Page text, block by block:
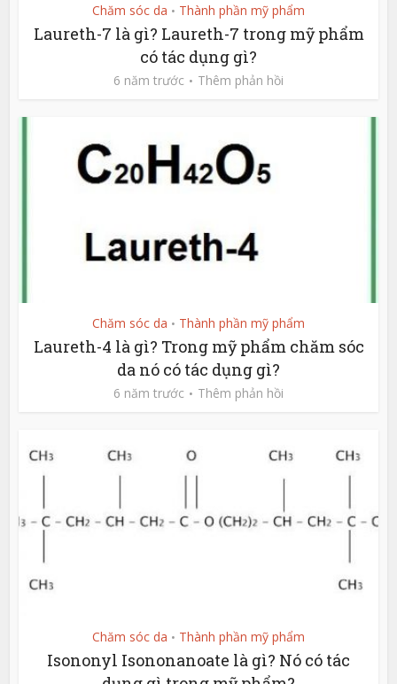
Chăm sóc da • Thành phần mỹ phẩm
Laureth-7 là gì? Laureth-7 trong mỹ phẩm
có tác dụng gì?
6 năm trước Thêm phản hồi
Chăm sóc da • Thành phần mỹ phẩm
Laureth-4 là gì? Trong mỹ phẩm chăm sóc
da nó có tác dụng gì?
6 năm trước Thêm phản hồi
Chăm sóc da • Thành phần mỹ phẩm
Isononyl Isononanoate là gì? Nó có tác